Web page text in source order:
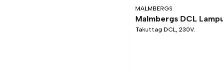
MALMBERGS
Takuttag DCL, 230V.